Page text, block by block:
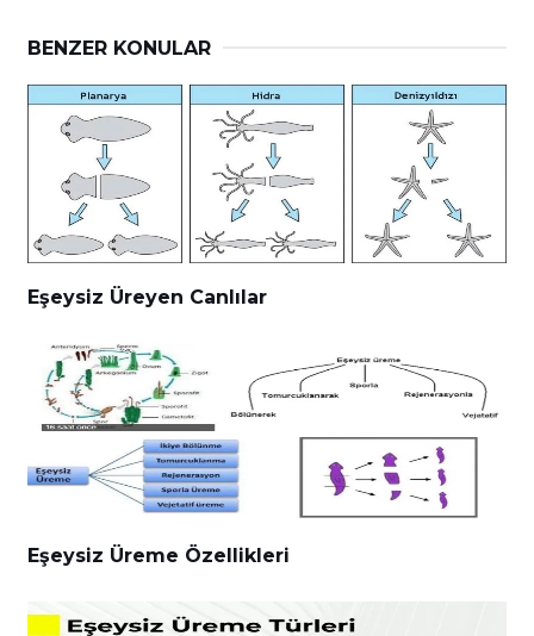
BENZER KONULAR
Eşeysiz Üreyen Canlılar
Eşeysiz Üreme Özellikleri